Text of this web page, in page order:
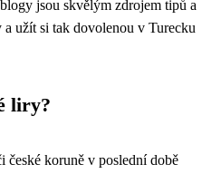
jsou skvělým zdrojem tipů a
užít si tak dovolenou v Turecku
liry?
české koruně v poslední době